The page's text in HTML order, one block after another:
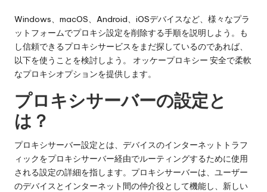
k
e
y
Pr
o
x
y
な
ど
に
つ
い
Windows、macOS、Android、iOSデバイスなど、様々なプラ
ットフォームでプロキシ設定を削除する手順を説明しよう。も
し信頼できるプロキシサービスをまだ探しているのであれば、
以下を使うことを検討しよう。 オッケープロキシー 安全で柔軟
なプロキシオプションを提供します。
プロキシサーバーの設定と
は？
プロキシサーバー設定とは、デバイスのインターネットトラフ
ィックをプロキシサーバー経由でルーティングするために使用
される設定の詳細を指します。プロキシサーバーは、ユーザー
のデバイスとインターネット間の仲介役として機能し、新しい